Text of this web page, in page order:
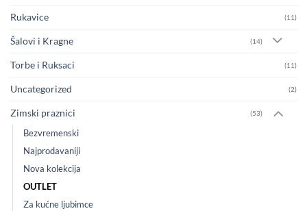
Rukavice (11)
Šalovi i Kragne (14)
Torbe i Ruksaci (11)
Uncategorized (2)
Zimski praznici (53)
Bezvremenski
Najprodavaniji
Nova kolekcija
OUTLET
Za kućne ljubimce